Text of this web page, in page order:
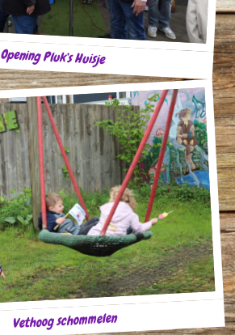
Opening Pluk’s Huisje
Vethoog schommelen